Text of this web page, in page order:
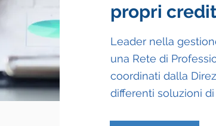
propri
Leader nella
una Rete di
coordinati dalla
differenti soluzioni